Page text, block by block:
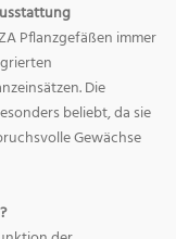
Pflanzgefäßen immer
Die
beliebt, da sie
Gewächse